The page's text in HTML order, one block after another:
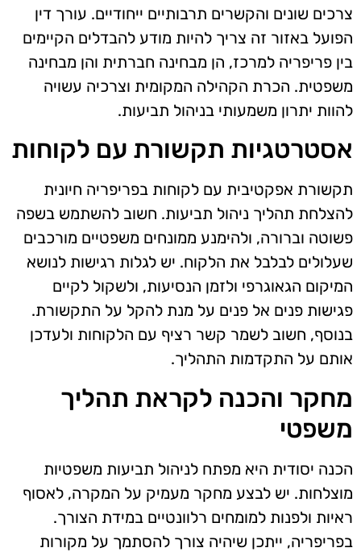
צרכים שונים והקשרים תרבותיים ייחודיים. עורך דין
הפועל באזור זה צריך להיות מודע להבדלים הקיימים
בין פריפריה למרכז, הן מבחינה חברתית והן מבחינה
משפטית. הכרת הקהילה המקומית וצרכיה עשויה
להוות יתרון משמעותי בניהול תביעות.
אסטרטגיות תקשורת עם לקוחות
תקשורת אפקטיבית עם לקוחות בפריפריה חיונית
להצלחת תהליך ניהול תביעות. חשוב להשתמש בשפה
פשוטה וברורה, ולהימנע ממונחים משפטיים מורכבים
שעלולים לבלבל את הלקוח. יש לגלות רגישות לנושא
המיקום הגאוגרפי ולזמן הנסיעות, ולשקול לקיים
פגישות פנים אל פנים על מנת להקל על התקשורת.
בנוסף, חשוב לשמר קשר רציף עם הלקוחות ולעדכן
אותם על התקדמות התהליך.
מחקר והכנה לקראת תהליך
משפטי
הכנה יסודית היא מפתח לניהול תביעות משפטיות
מוצלחות. יש לבצע מחקר מעמיק על המקרה, לאסוף
ראיות ולפנות למומחים רלוונטיים במידת הצורך.
בפריפריה, ייתכן שיהיה צורך להסתמך על מקורות